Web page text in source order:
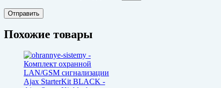
Похожие товары